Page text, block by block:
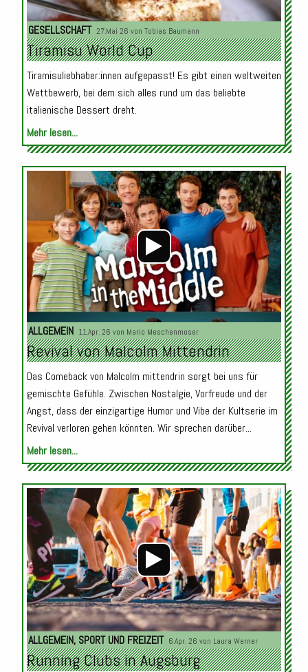
GESELLSCHAFT 27.Mai 26 von Tobias Baumann
Tiramisu World Cup
Tiramisuliebhaber:innen aufgepasst! Es gibt einen weltweiten
Wettbewerb, bei dem sich alles rund um das beliebte
italienische Dessert dreht.
Mehr lesen...
Audio-
Player
ALLGEMEIN 11.Apr. 26 von Mario Meschenmoser
Revival von Malcolm Mittendrin
Das Comeback von Malcolm mittendrin sorgt bei uns für
gemischte Gefühle. Zwischen Nostalgie, Vorfreude und der
Angst, dass der einzigartige Humor und Vibe der Kultserie im
Revival verloren gehen könnten. Wir sprechen darüber...
Mehr lesen...
Audio-
Player
ALLGEMEIN, SPORT UND FREIZEIT 6.Apr. 26 von Laura Werner
Running Clubs in Augsburg